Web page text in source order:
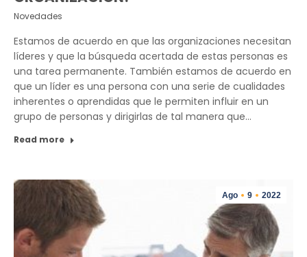
Novedades
Estamos de acuerdo en que las organizaciones necesitan
líderes y que la búsqueda acertada de estas personas es
una tarea permanente. También estamos de acuerdo en
que un líder es una persona con una serie de cualidades
inherentes o aprendidas que le permiten influir en un
grupo de personas y dirigirlas de tal manera que…
Read more
Ago 9 2022